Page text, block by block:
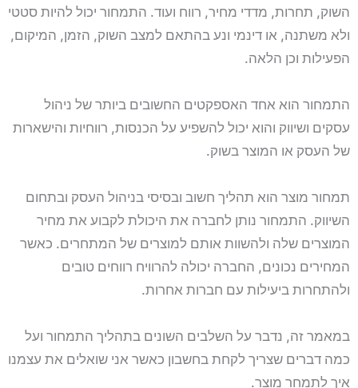
השוק, תחרות, מדדי מחיר, רווח ועוד. התמחור יכול להיות סטטי
ולא משתנה, או דינמי ונע בהתאם למצב השוק, הזמן, המיקום,
הפעילות וכן הלאה.
התמחור הוא אחד האספקטים החשובים ביותר של ניהול
עסקים ושיווק והוא יכול להשפיע על הכנסות, רווחיות והישארות
של העסק או המוצר בשוק.
תמחור מוצר הוא תהליך חשוב ובסיסי בניהול העסק ובתחום
השיווק. התמחור נותן לחברה את היכולת לקבוע את מחיר
המוצרים שלה ולהשוות אותם למוצרים של המתחרים. כאשר
המחירים נכונים, החברה יכולה להרוויח רווחים טובים
ולהתחרות ביעילות עם חברות אחרות.
במאמר זה, נדבר על השלבים השונים בתהליך התמחור ועל
כמה דברים שצריך לקחת בחשבון כאשר אני שואלים את עצמנו
איך לתמחר מוצר.